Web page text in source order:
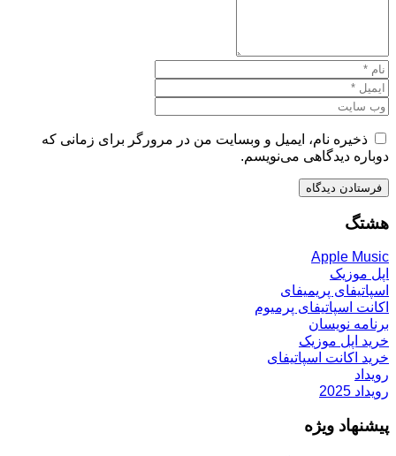
ذخیره نام، ایمیل و وبسایت من در مرورگر برای زمانی که
دوباره دیدگاهی می‌نویسم.
هشتگ
Apple Music
اپل موزیک
اسپاتیفای پریمیفای
اکانت اسپاتیفای پرمیوم
برنامه نویسان
خرید اپل موزیک
خرید اکانت اسپاتیفای
رویداد
رویداد 2025
پیشنهاد ویژه